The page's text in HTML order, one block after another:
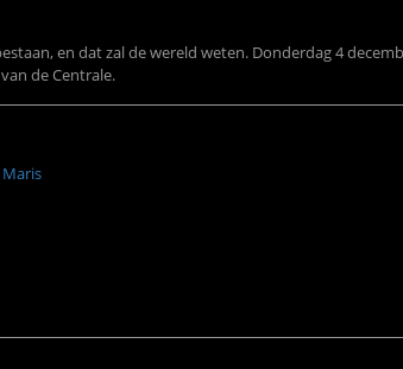
en dat zal de wereld weten. Donderdag 4
de Centrale.